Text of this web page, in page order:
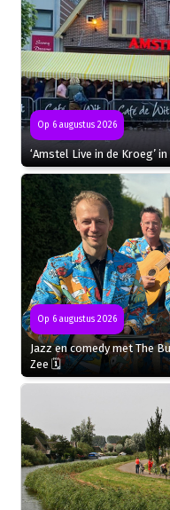
Op 6 augustus 2026
‘Amstel Live in de Kroeg’
Op 6 augustus 2026
Jazz en comedy met The
Zee 🗓